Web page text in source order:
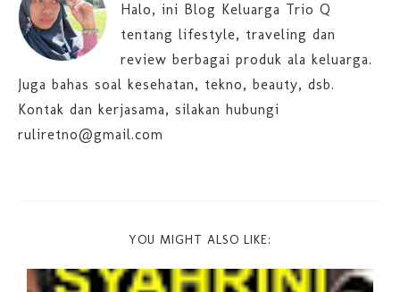
Halo, ini Blog Keluarga Trio Q
tentang lifestyle, traveling dan
review berbagai produk ala keluarga.
Juga bahas soal kesehatan, tekno, beauty, dsb.
Kontak dan kerjasama, silakan hubungi
ruliretno@gmail.com
YOU MIGHT ALSO LIKE: